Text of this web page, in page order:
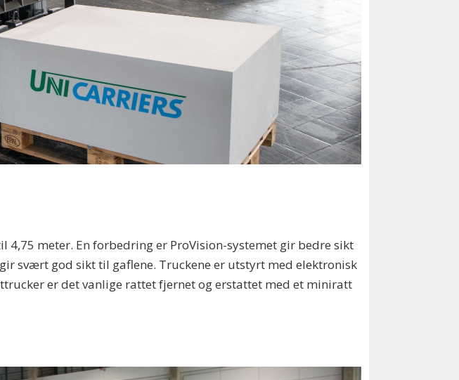
meter. En forbedring er ProVision-systemet gir bedre sikt
svært god sikt til gaflene. Truckene er utstyrt med elektronisk
er det vanlige rattet fjernet og erstattet med et miniratt